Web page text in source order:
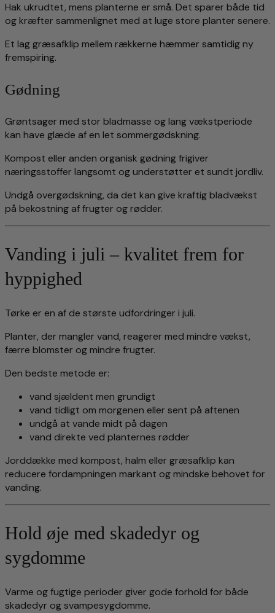
Hak ukrudtet, mens planterne er små. Det sparer både tid
og kræfter sammenlignet med at luge store planter senere.
Et lag græsafklip mellem rækkerne hæmmer samtidig ny
fremspiring.
Gødning
Grøntsager med stor bladmasse og lang vækstperiode
kan have glæde af en let sommergødskning.
Kompost eller anden organisk gødning frigiver
næringsstoffer langsomt og understøtter et sundt jordliv.
Undgå overgødskning, da det kan give kraftig bladvækst
på bekostning af frugter og rødder.
Vanding i juli – kvalitet frem for
hyppighed
Tørke er en af de største udfordringer i juli.
Planter, der mangler vand, reagerer med mindre vækst,
færre blomster og mindre frugter.
Den bedste metode er:
vand sjældent men grundigt
vand tidligt om morgenen eller sent på aftenen
undgå at vande midt på dagen
vand direkte ved planternes rødder
Jorddække med kompost, halm eller græsafklip kan
reducere fordampningen markant og mindske behovet for
vanding.
Hold øje med skadedyr og
sygdomme
Varme og fugtige perioder giver gode forhold for både
skadedyr og svampesygdomme.